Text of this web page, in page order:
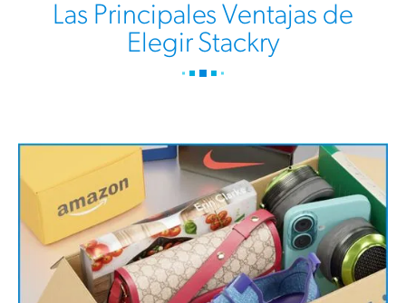
Las Principales Ventajas de
Elegir Stackry